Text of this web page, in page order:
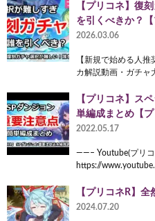
【プリコネ】復
を引くべきか？
2026.03.06
【新規で始める人
カ解説動画・ガチャ
【プリコネ】ス
単編成まとめ【プ
2022.05.17
——– Youtube(プリコ
https://
【プリコネR】
2024.07.20